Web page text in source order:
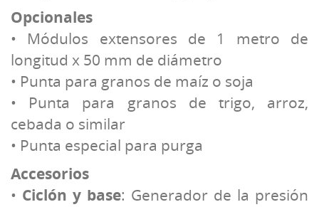
Opcionales
• Módulos extensores de 1 metro de
longitud x 50 mm de diámetro
• Punta para granos de maíz o soja
• Punta para granos de trigo, arroz,
cebada o similar
• Punta especial para purga
Accesorios
• Ciclón y base: Generador de la presión